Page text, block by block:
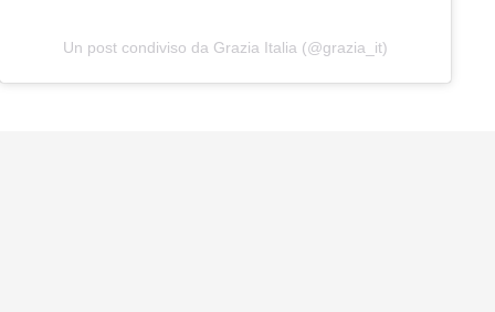
Un post condiviso da Grazia Italia (@grazia_it)